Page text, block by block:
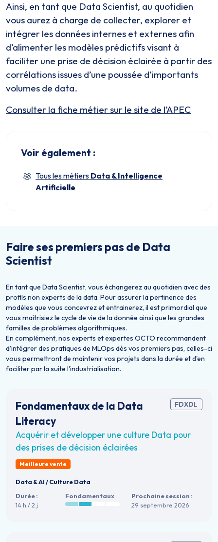
Ainsi, en tant que Data Scientist, au quotidien
vous aurez à charge de collecter, explorer et
intégrer les données internes et externes afin
d’alimenter les modèles prédictifs visant à
faciliter une prise de décision éclairée à partir des
corrélations issues d’une poussée d’importants
volumes de data.
Consulter la fiche métier sur le site de l’APEC
Voir également :
Tous les métiers Data & Intelligence
Artificielle
Faire ses premiers pas de Data
Scientist
En tant que Data Scientist, vous échangerez au quotidien avec des
profils non experts de la data. Pour assurer la pertinence des
modèles que vous concevrez et entrainerez, il est primordial que
vous maitrisiez le cycle de vie de la donnée ainsi que les grandes
familles de problèmes algorithmiques.
En complément, nos experts et expertes OCTO recommandent
d'intégrer des pratiques de MLOps dès vos premiers pas, celles-ci
vous permettront de maintenir vos projets dans la durée et d'en
faciliter par la suite l'industrialisation.
FDXDL
Fondamentaux de la Data
Literacy
Acquérir et développer une culture Data pour
des prises de décision éclairées
Meilleure vente
Data & AI/Culture Data
Durée :
14 h / 2 j
Fondamentaux
Prochaine session :
29 septembre 2026